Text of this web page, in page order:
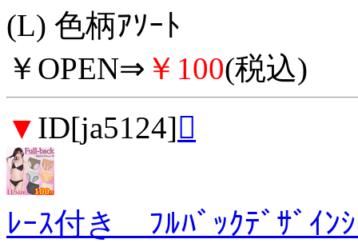
(L) 色柄ｱｿｰﾄ
￥OPEN⇒ ￥100(税込)
▼ ID[ja5124]
ﾚｰｽ付き ﾌﾙﾊﾞｯｸﾃﾞｻﾞｲ